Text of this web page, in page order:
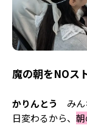
魔の朝をNOス
かりんとう
みん
日変わるから、